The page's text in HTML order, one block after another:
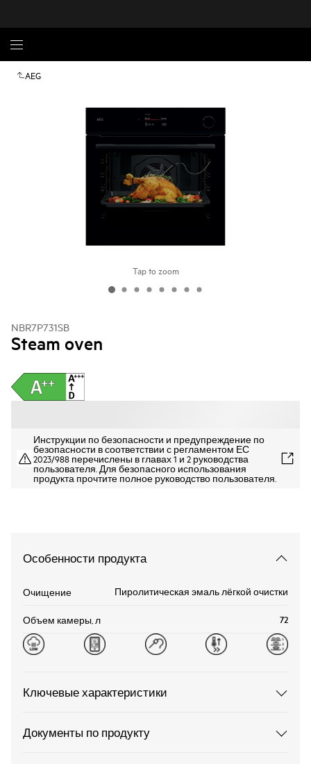
AEG
Tap to zoom
NBR7P731SB
Steam oven
Инструкции по безопасности и предупреждение по
безопасности в соответствии с регламентом ЕС
2023/988 перечислены в главах 1 и 2 руководства
пользователя. Для безопасного использования
продукта прочтите полное руководство пользователя.
Особенности продукта
Очищение Пиролитическая эмаль лёгкой очистки
Объем камеры, л 72
Ключевые характеристики
Документы по продукту